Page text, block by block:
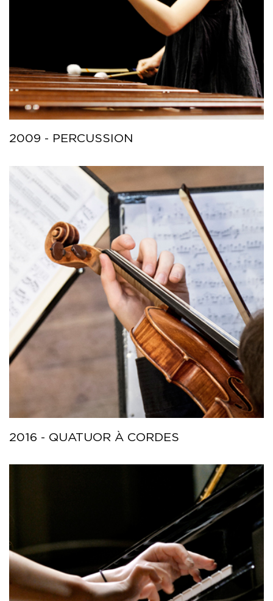
2009 - PERCUSSION
2016 - QUATUOR À CORDES